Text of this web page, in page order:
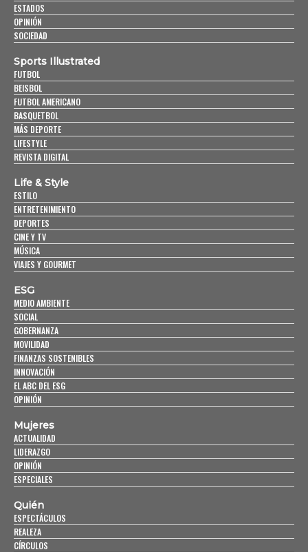
ESTADOS
OPINIÓN
SOCIEDAD
Sports Illustrated
FUTBOL
BEISBOL
FUTBOL AMERICANO
BASQUETBOL
MÁS DEPORTE
LIFESTYLE
REVISTA DIGITAL
Life & Style
ESTILO
ENTRETENIMIENTO
DEPORTES
CINE Y TV
MÚSICA
VIAJES Y GOURMET
ESG
MEDIO AMBIENTE
SOCIAL
GOBERNANZA
MOVILIDAD
FINANZAS SOSTENIBLES
INNOVACIÓN
EL ABC DEL ESG
OPINIÓN
Mujeres
ACTUALIDAD
LIDERAZGO
OPINIÓN
ESPECIALES
Quién
ESPECTÁCULOS
REALEZA
CÍRCULOS